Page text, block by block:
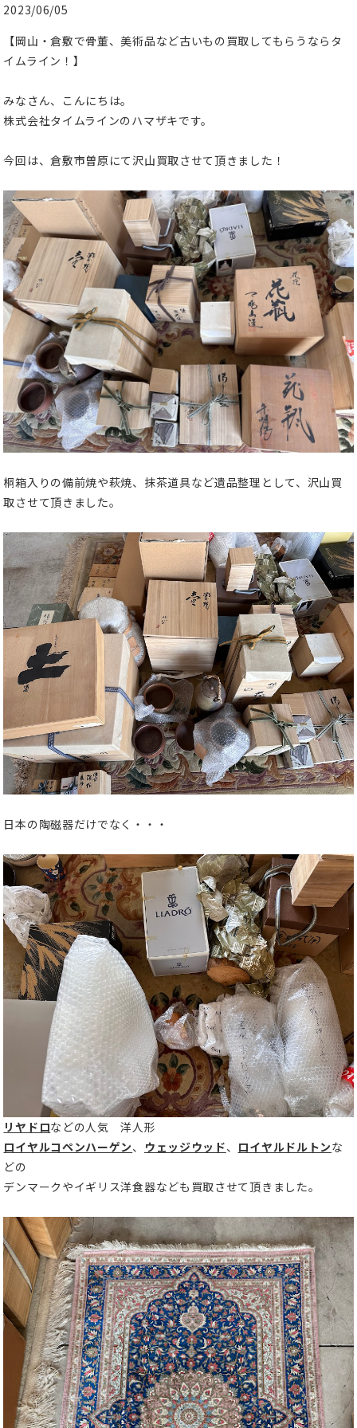
2023/06/05
【岡山・倉敷で骨董、美術品など古いもの買取してもらうならタ
イムライン！】
みなさん、こんにちは。
株式会社タイムラインのハマザキです。
今回は、倉敷市曽原にて沢山買取させて頂きました！
桐箱入りの備前焼や萩焼、抹茶道具など遺品整理として、沢山買
取させて頂きました。
日本の陶磁器だけでなく・・・
リヤドロなどの人気 洋人形
ロイヤルコペンハーゲン、 ウェッジウッド、 ロイヤルドルトンな
どの
デンマークやイギリス洋食器なども買取させて頂きました。